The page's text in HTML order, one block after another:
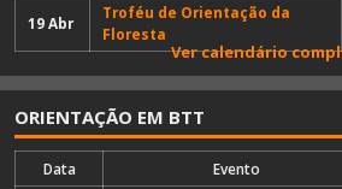
19 Abr
Troféu de Orientação da
Floresta
Ver calendário
ORIENTAÇÃO EM BTT
Data Evento